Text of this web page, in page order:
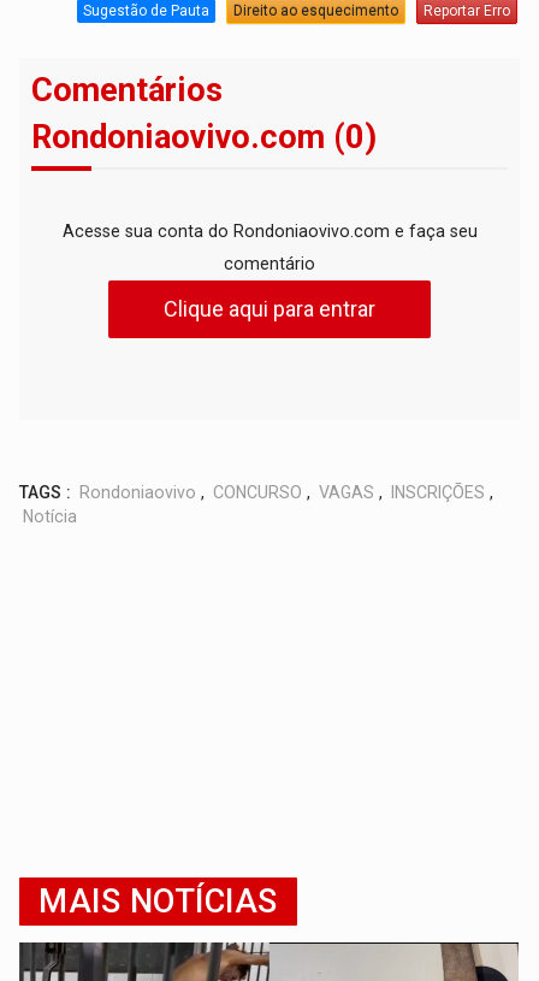
Sugestão de Pauta Direito ao esquecimento Reportar Erro
Comentários
Rondoniaovivo.com (0)
Acesse sua conta do Rondoniaovivo.com e faça seu
comentário
Clique aqui para entrar
TAGS : Rondoniaovivo , CONCURSO , VAGAS , INSCRIÇÕES ,
Notícia
MAIS NOTÍCIAS